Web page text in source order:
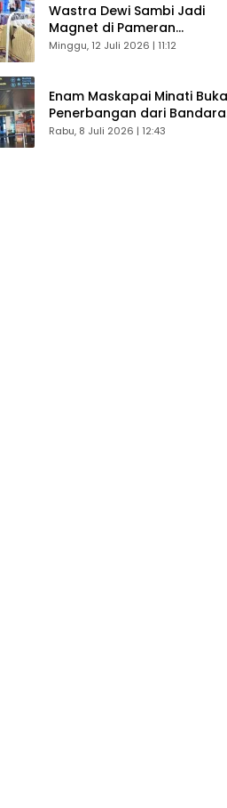
Wastra Dewi Sambi Jadi
Magnet di Pameran
Dekranasda, Banyak
Minggu, 12 Juli 2026 | 11:12
Enam Maskapai Minati Buka
Penerbangan dari Bandara
Husein Sastranegara
Rabu, 8 Juli 2026 | 12:43